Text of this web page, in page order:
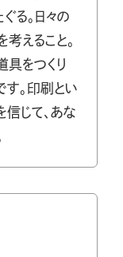
る。日々の
えること。
具をつくり
。印刷とい
じて、あな